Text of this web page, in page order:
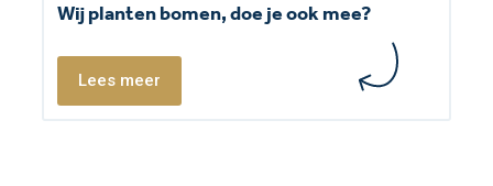
Wij planten bomen, doe je ook mee?
Lees meer